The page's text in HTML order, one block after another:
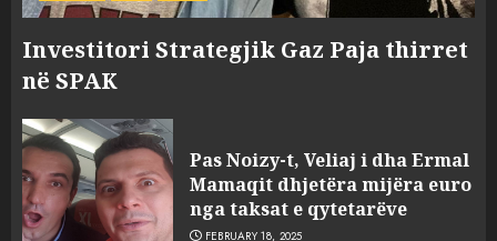
Investitori Strategjik Gaz Paja thirret
në SPAK
Pas Noizy-t, Veliaj i dha Ermal
Mamaqit dhjetëra mijëra euro
nga taksat e qytetarëve
FEBRUARY 18, 2025